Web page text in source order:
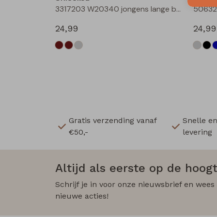
3317203 W20340 jongens lange broek Antra
24,99
24,99
Gratis verzending vanaf
€50,-
Snelle
levering
Altijd als eerste op de
Schrijf je in voor onze nieuwsbrief en
nieuwe acties!